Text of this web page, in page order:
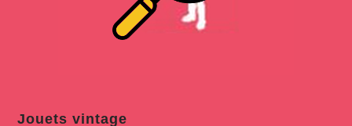
Jouets vintage